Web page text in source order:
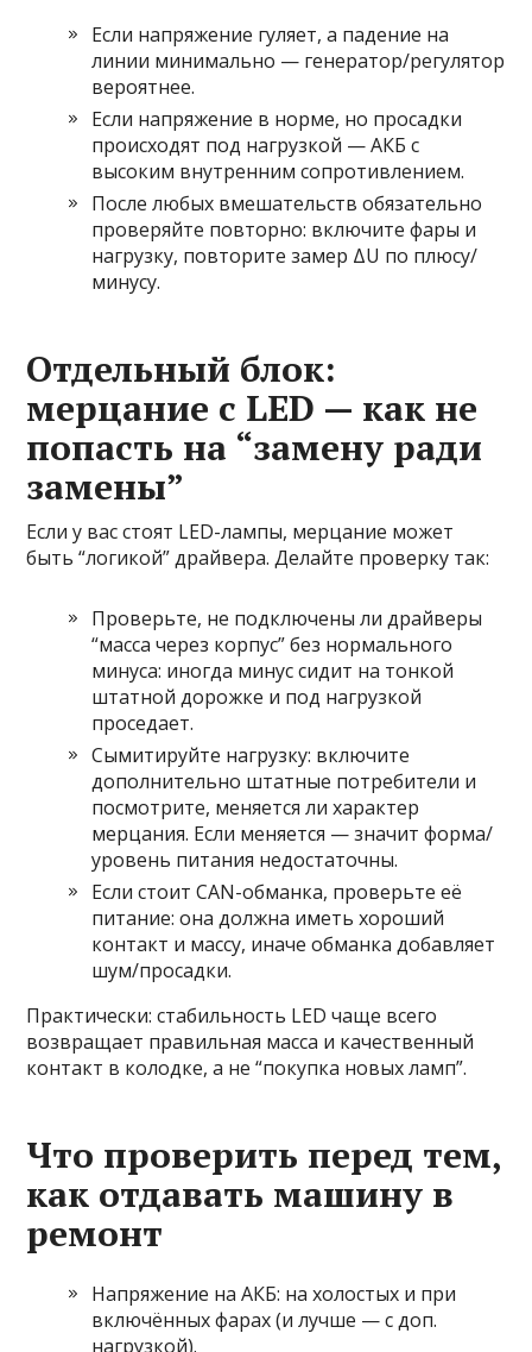
Если напряжение гуляет, а падение на
линии минимально — генератор/регулятор
вероятнее.
Если напряжение в норме, но просадки
происходят под нагрузкой — АКБ с
высоким внутренним сопротивлением.
После любых вмешательств обязательно
проверяйте повторно: включите фары и
нагрузку, повторите замер ΔU по плюсу/
минусу.
Отдельный блок:
мерцание с LED — как не
попасть на “замену ради
замены”
Если у вас стоят LED-лампы, мерцание может
быть “логикой” драйвера. Делайте проверку так:
Проверьте, не подключены ли драйверы
“масса через корпус” без нормального
минуса: иногда минус сидит на тонкой
штатной дорожке и под нагрузкой
проседает.
Сымитируйте нагрузку: включите
дополнительно штатные потребители и
посмотрите, меняется ли характер
мерцания. Если меняется — значит форма/
уровень питания недостаточны.
Если стоит CAN-обманка, проверьте её
питание: она должна иметь хороший
контакт и массу, иначе обманка добавляет
шум/просадки.
Практически: стабильность LED чаще всего
возвращает правильная масса и качественный
контакт в колодке, а не “покупка новых ламп”.
Что проверить перед тем,
как отдавать машину в
ремонт
Напряжение на АКБ: на холостых и при
включённых фарах (и лучше — с доп.
нагрузкой).